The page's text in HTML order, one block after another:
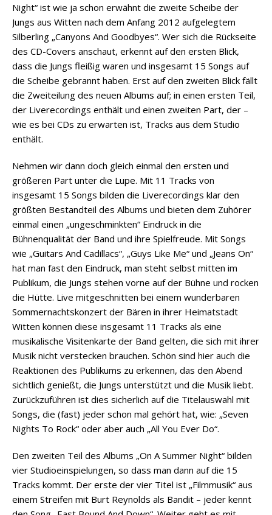
Night“ ist wie ja schon erwähnt die zweite Scheibe der
Jungs aus Witten nach dem Anfang 2012 aufgelegtem
Silberling „Canyons And Goodbyes“. Wer sich die Rückseite
des CD-Covers anschaut, erkennt auf den ersten Blick,
dass die Jungs fleißig waren und insgesamt 15 Songs auf
die Scheibe gebrannt haben. Erst auf den zweiten Blick fällt
die Zweiteilung des neuen Albums auf; in einen ersten Teil,
der Liverecordings enthält und einen zweiten Part, der –
wie es bei CDs zu erwarten ist, Tracks aus dem Studio
enthält.
Nehmen wir dann doch gleich einmal den ersten und
größeren Part unter die Lupe. Mit 11 Tracks von
insgesamt 15 Songs bilden die Liverecordings klar den
größten Bestandteil des Albums und bieten dem Zuhörer
einmal einen „ungeschminkten“ Eindruck in die
Bühnenqualität der Band und ihre Spielfreude. Mit Songs
wie „Guitars And Cadillacs“, „Guys Like Me“ und „Jeans On“
hat man fast den Eindruck, man steht selbst mitten im
Publikum, die Jungs stehen vorne auf der Bühne und rocken
die Hütte. Live mitgeschnitten bei einem wunderbaren
Sommernachtskonzert der Bären in ihrer Heimatstadt
Witten können diese insgesamt 11 Tracks als eine
musikalische Visitenkarte der Band gelten, die sich mit ihrer
Musik nicht verstecken brauchen. Schön sind hier auch die
Reaktionen des Publikums zu erkennen, das den Abend
sichtlich genießt, die Jungs unterstützt und die Musik liebt.
Zurückzuführen ist dies sicherlich auf die Titelauswahl mit
Songs, die (fast) jeder schon mal gehört hat, wie: „Seven
Nights To Rock“ oder aber auch „All You Ever Do“.
Den zweiten Teil des Albums „On A Summer Night“ bilden
vier Studioeinspielungen, so dass man dann auf die 15
Tracks kommt. Der erste der vier Titel ist „Filmmusik“ aus
einem Streifen mit Burt Reynolds als Bandit – jeder kennt